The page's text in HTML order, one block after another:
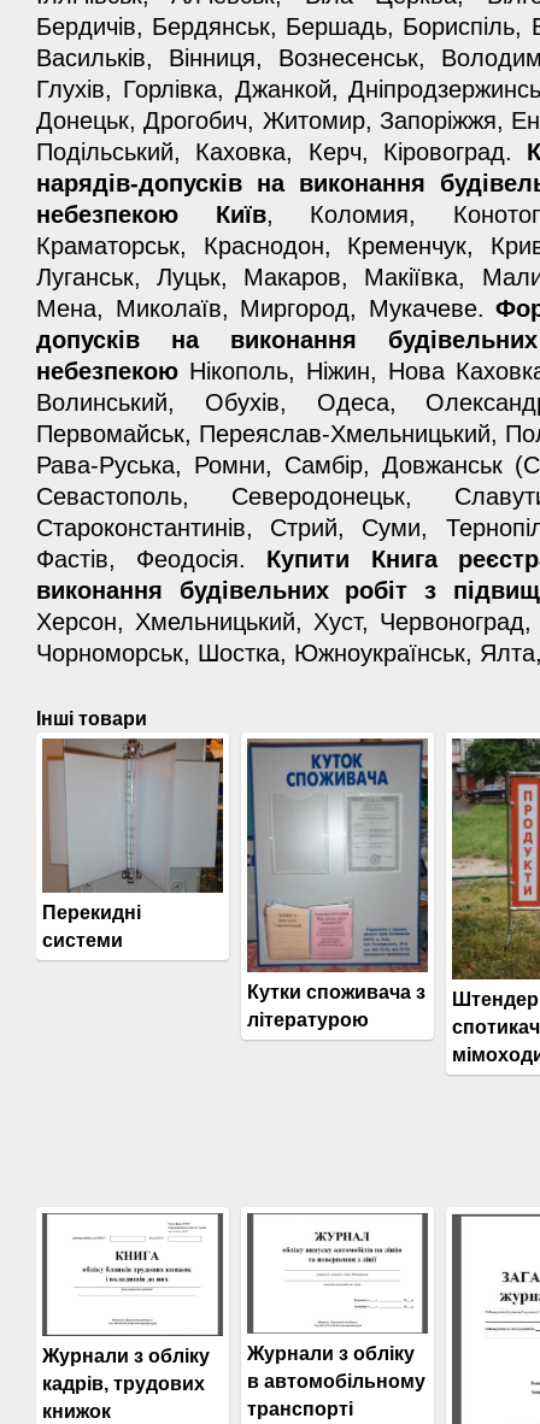
Бердичів, Бердянськ, Бершадь, Бориспіль,
Васильків, Вінниця, Вознесенськ,
Глухів, Горлівка, Джанкой,
Донецьк, Дрогобич, Житомир, Запоріжжя,
Подільський, Каховка, Керч, Кіровоград.
нарядів-допусків на виконання
небезпекою Київ, Коломия,
Краматорськ, Краснодон, Кременчук,
Луганськ, Луцьк, Макаров, Макіївка,
Мена, Миколаїв, Миргород, Мукачеве.
допусків на виконання
небезпекою Нікополь, Ніжин, Нова
Волинський, Обухів, Одеса,
Первомайськ, Переяслав-Хмельницький,
Рава-Руська, Ромни, Самбір, Довжанськ
Севастополь, Северодонецьк,
Староконстантинів, Стрий, Суми,
Фастів, Феодосія. Купити Книга
виконання будівельних робіт з
Херсон, Хмельницький, Хуст, Червоноград,
Чорноморськ, Шостка, Южноукраїнськ,
Інші товари
Перекидні
системи
Кутки споживача з
літературою
Журнали з обліку
кадрів, трудових
книжок
Журнали з обліку
в автомобільному
транспорті